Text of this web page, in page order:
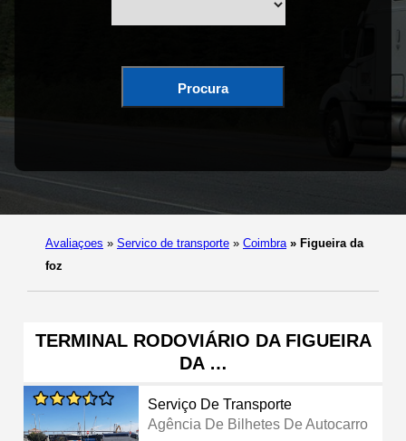
Procura
Avaliaçoes » Servico de transporte » Coimbra » Figueira da
foz
TERMINAL RODOVIÁRIO DA FIGUEIRA
DA …
Serviço De Transporte
Agência De Bilhetes De Autocarro